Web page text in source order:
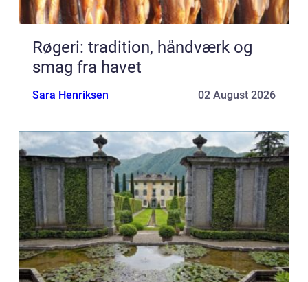
Røgeri: tradition, håndværk og
smag fra havet
Sara Henriksen 02 August 2026